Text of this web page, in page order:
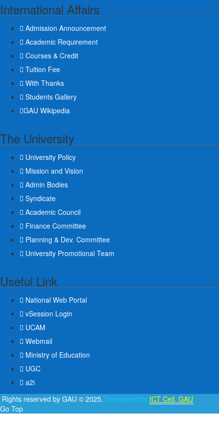
International Affairs
Admission Announcement
Academic Requirement
Courses & Credit
Tuition Fee
With Thanks
Students Gallery
GAU Wikipedia
The University
University Policy
Mission and Vision
Admin Bodies
Syndicate
Academic Council
Finance Committee
Planning & Dev. Committee
University Promotional Team
Useful Link
National Web Portal
vSession Login
UCAM
Webmail
Ministry of Education
UGC
a2i
Rights reserved by GAU © 2025. Developed by:ICT Cell, GAU
Go Top